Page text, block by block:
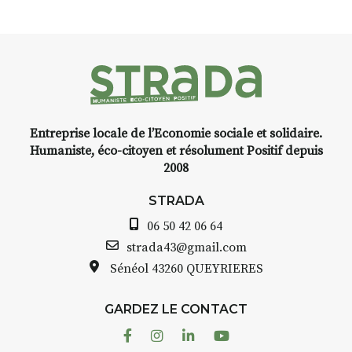
INTERVIEW
avez ouvert une galerie à
Bernard TURLE Le Fumoir n’est
pas une galerie permanente.
AuzonToujours
dans le village
Entreprise locale de l’Economie sociale et solidaire.
Humaniste, éco-citoyen et résolument Positif depuis
2008
STRADA
06 50 42 06 64
strada43@gmail.com
Sénéol 43260 QUEYRIERES
GARDEZ LE CONTACT
FacebookInstagram
LinkedinYoutube